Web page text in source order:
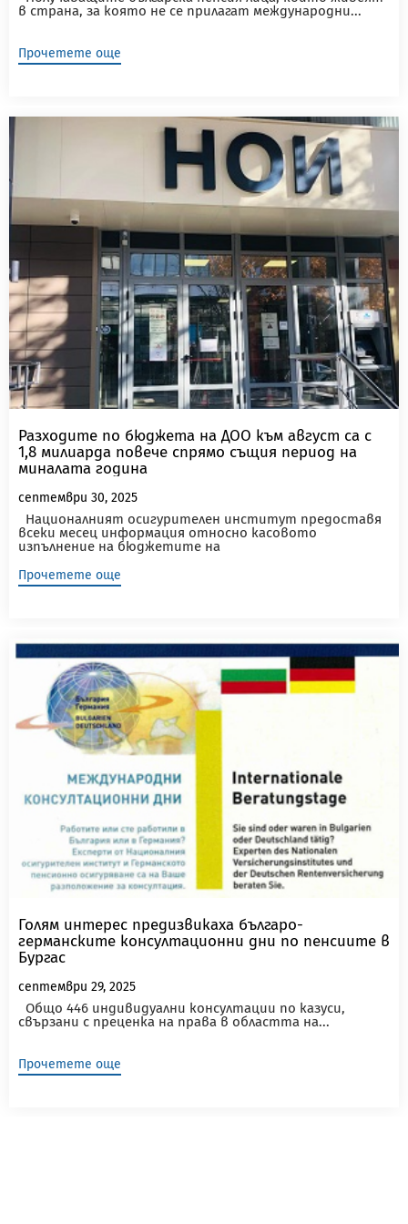
в страна, за която не се прилагат международни...
Прочетете още
Разходите по бюджета на ДОО към август са с
1,8 милиарда повече спрямо същия период на
миналата година
септември 30, 2025
Националният осигурителен институт предоставя
всеки месец информация относно касовото
изпълнение на бюджетите на
Прочетете още
Голям интерес предизвикаха българо-
германските консултационни дни по пенсиите в
Бургас
септември 29, 2025
Общо 446 индивидуални консултации по казуси,
свързани с преценка на права в областта на...
Прочетете още